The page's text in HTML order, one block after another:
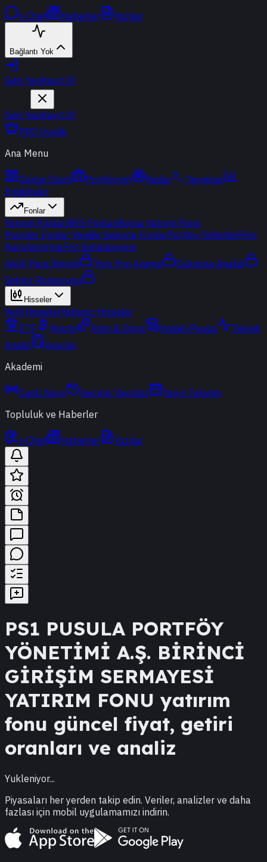
t-Chat Haberler Yazılar
Bağlantı Yok
Giriş YapKayıt Ol
Giriş YapKayıt Ol
PRO Üyelik
Ana Menu
Günün Özeti Portföyüm Radar
Terminal
Endeksler
Fonlar
Yatırım FonlarıBES FonlarıBorsa Yatırım Fonu
Popüler Fonlar YeniBir Bakışta FonlarPortföy ŞirketleriFon
KarşılaştırmaFon Simülasyonu
Akıllı Para Sinyali
Ters Fon Arama
Çakışma Analizi
Sektör Rotasyonu
Hisseler
Yerli HisselerYabancı Hisseler
ETF
Kripto Altın & Döviz Vadeli Piyasa
Teknik
Analiz
Araçlar
Akademi
Canlı Yayın Geçmiş Yayınlar
Yayın Takvimi
Topluluk ve Haberler
t-Chat Haberler Yazılar
PS1 PUSULA PORTFÖY
YÖNETİMİ A.Ş. BİRİNCİ
GİRİŞİM SERMAYESİ
YATIRIM FONU yatırım
fonu güncel fiyat, getiri
oranları ve analiz
Yukleniyor...
Piyasaları her yerden takip edin. Veriler, analizler ve daha
fazlası için mobil uygulamamızı indirin.